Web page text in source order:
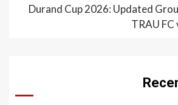
Durand Cup 2026: Updated
TRAU FC